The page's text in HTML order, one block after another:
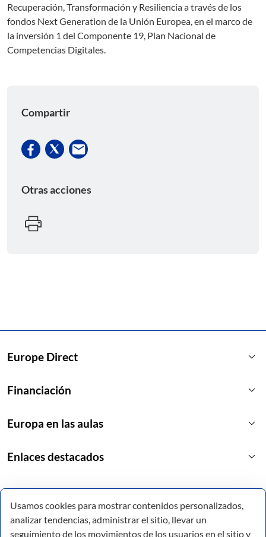
Recuperación, Transformación y Resiliencia a través de los
fondos Next Generation de la Unión Europea, en el marco de
la inversión 1 del Componente 19, Plan Nacional de
Competencias Digitales.
Compartir
Otras acciones
Europe Direct keyboard_arrow_down
Financiación keyboard_arrow_down
Europa en las aulas keyboard_arrow_down
Enlaces destacados keyboard_arrow_down
Usamos cookies para mostrar contenidos personalizados,
analizar tendencias, administrar el sitio, llevar un
seguimiento de los movimientos de los usuarios en el sitio y